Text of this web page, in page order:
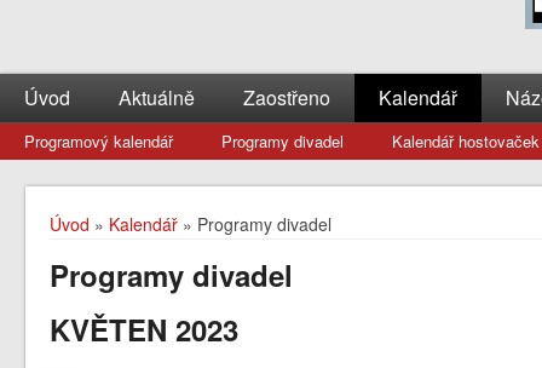
Úvod Aktuálně Zaostřeno Kalendář
Programový kalendář Programy divadel Kalendář hostovaček
Úvod » Kalendář » Programy divadel
Programy divadel
KVĚTEN 2023